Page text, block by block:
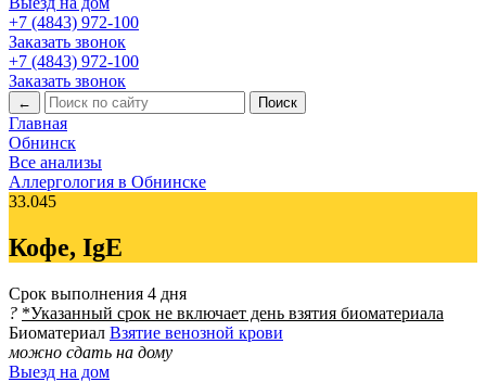
+7 (4843) 972-100
Заказать звонок
+7 (4843) 972-100
Заказать звонок
←
Главная
Обнинск
Все анализы
Аллергология в Обнинске
33.045
Кофе, IgE
Срок выполнения 4 дня
? *Указанный срок не включает день взятия биоматериала
Биоматериал Взятие венозной крови
можно сдать на дому
Выезд на дом